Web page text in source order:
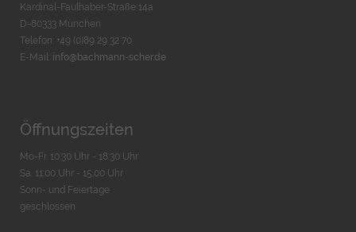
Kardinal-Faulhaber-Straße 14a
D-80333 München
Telefon: +49 (0)89 29 32 70
E-Mail: info@bachmann-scher.de
Öffnungszeiten
Mo-Fr. 10:30 Uhr - 18:30 Uhr
Sa. 11:00 Uhr - 15.00 Uhr
Sonn- und Feiertage
geschlossen